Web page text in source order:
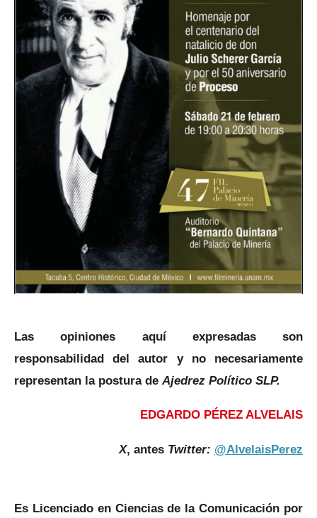
Las opiniones aquí expresadas son
responsabilidad del autor y no necesariamente
representan la postura deAjedrez Político SLP.
EDGARDO PÉREZ ALVELAIS
X, antes Twitter: @AlvelaisPerez
Es Licenciado en Ciencias de la Comunicación por